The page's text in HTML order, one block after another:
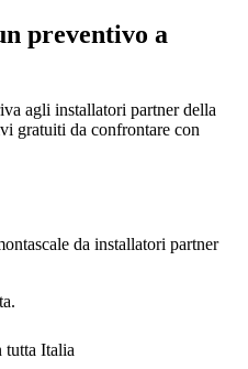
preventivo a
agli installatori partner della
gratuiti da confrontare con
da installatori partner
tutta Italia